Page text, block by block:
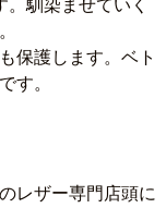
馴染ませていく
保護します。ベト
す。
レザー専門店頭に